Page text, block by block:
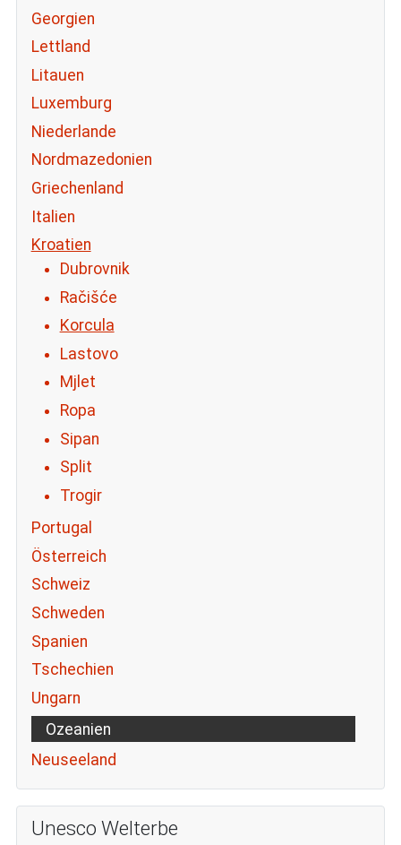
Georgien
Lettland
Litauen
Luxemburg
Niederlande
Nordmazedonien
Griechenland
Italien
Kroatien
Dubrovnik
Račišće
Korcula
Lastovo
Mjlet
Ropa
Sipan
Split
Trogir
Portugal
Österreich
Schweiz
Schweden
Spanien
Tschechien
Ungarn
Ozeanien
Neuseeland
Unesco Welterbe